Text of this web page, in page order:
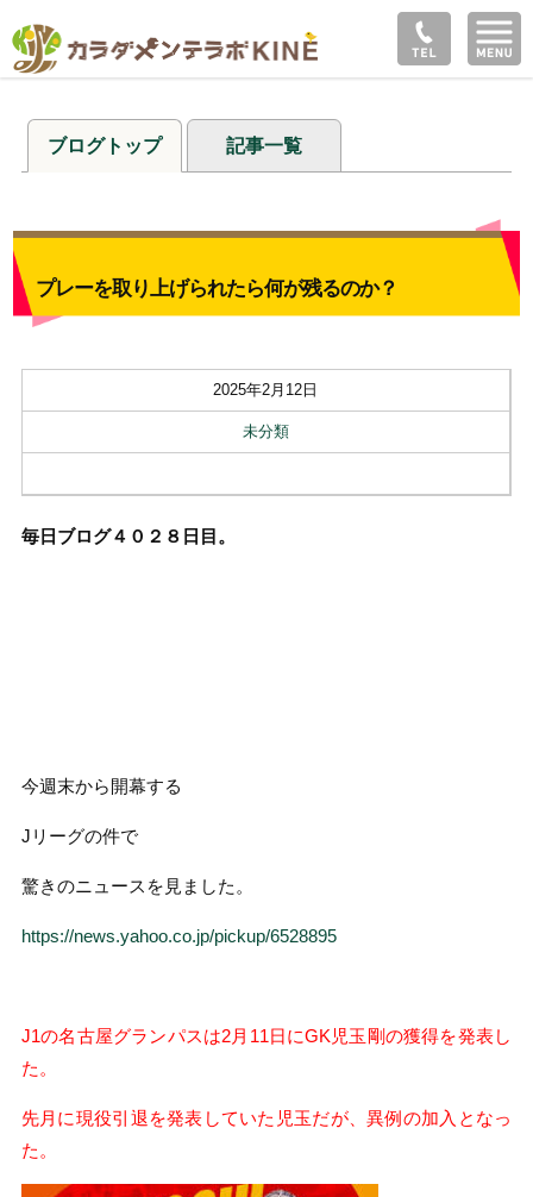
ブログトップ 記事一覧
プレーを取り上げられたら何が残るのか？
2025年2月12日
未分類
毎日ブログ４０２８ 日目。
今週末から開幕する
Jリーグの件で
驚きのニュースを見ました。
https://news.yahoo.co.jp/pickup/6528895
J1の名古屋グランパスは2月11日にGK児玉剛の獲得を発表し
た。
先月に現役引退を発表していた児玉だが、異例の加入となっ
た。